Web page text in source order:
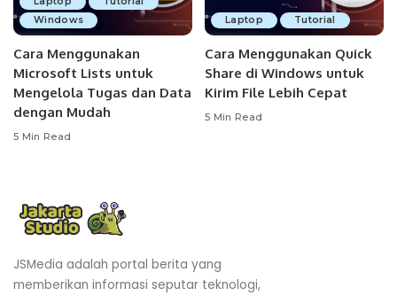
Windows
Cara Menggunakan
Microsoft Lists untuk
Mengelola Tugas dan Data
dengan Mudah
5 Min Read
Laptop Tutorial
Cara Menggunakan Quick
Share di Windows untuk
Kirim File Lebih Cepat
5 Min Read
JSMedia adalah portal berita yang
memberikan informasi seputar teknologi,